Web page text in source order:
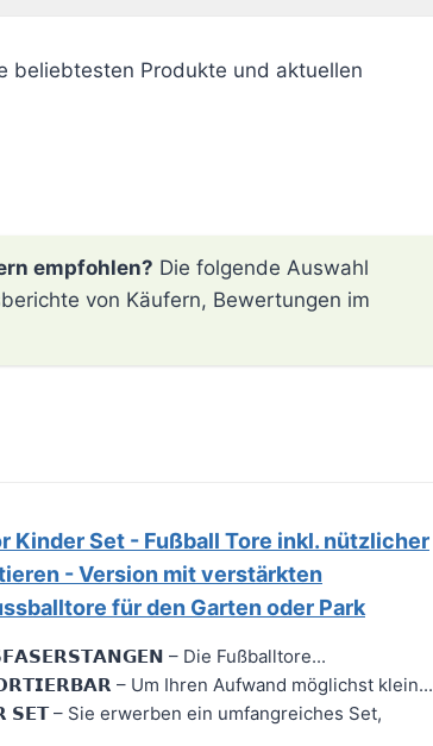
beliebtesten Produkte und aktuellen
empfohlen? Die folgende Auswahl
von Käufern, Bewertungen im
Kinder Set - Fußball Tore inkl. nützlicher
- Version mit verstärkten
für den Garten oder Park
– Die Fußballtore...
– Um Ihren Aufwand möglichst klein...
– Sie erwerben ein umfangreiches Set,